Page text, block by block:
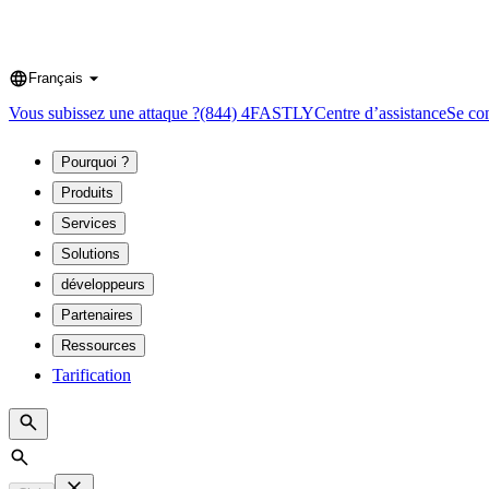
Language
Français
Vous subissez une attaque ?(844) 4FASTLYCentre d’assistanceSe
Pourquoi ?
Produits
Services
Solutions
développeurs
Partenaires
Ressources
Tarification
Search